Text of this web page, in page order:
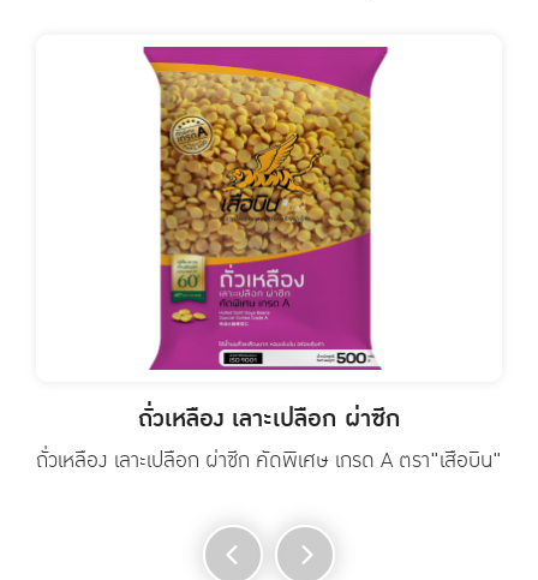
ถั่วเหลือง เลาะเปลือก ผ่าซีก
ถั่วเหลือง เลาะเปลือก ผ่าซีก คัดพิเศษ เกรด A ตรา"เสือบิน"